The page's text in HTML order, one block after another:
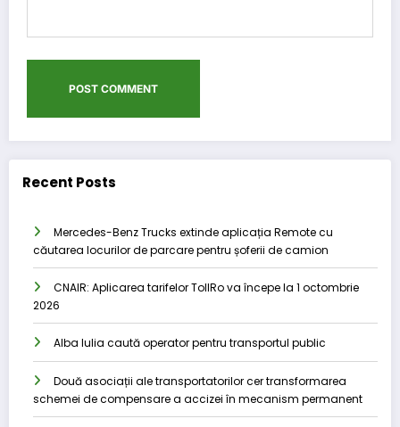
Recent Posts
Mercedes-Benz Trucks extinde aplicația Remote cu
căutarea locurilor de parcare pentru șoferii de camion
CNAIR: Aplicarea tarifelor TollRo va începe la 1 octombrie
2026
Alba Iulia caută operator pentru transportul public
Două asociații ale transportatorilor cer transformarea
schemei de compensare a accizei în mecanism permanent